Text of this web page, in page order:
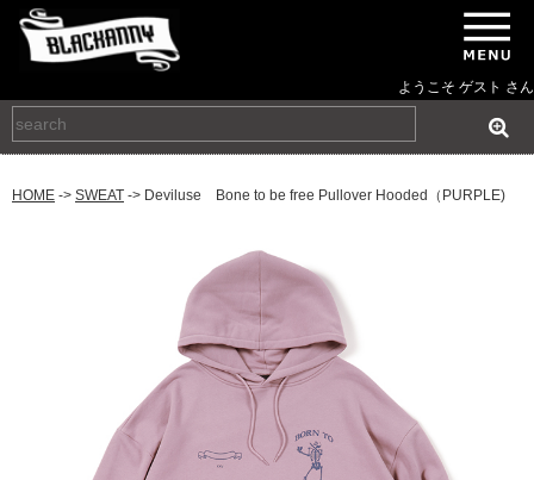
ようこそ ゲスト さん
HOME -> SWEAT -> Deviluse Bone to be free Pullover Hooded（PURPLE)